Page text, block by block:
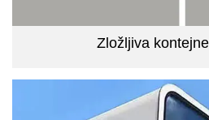
Zložljiva